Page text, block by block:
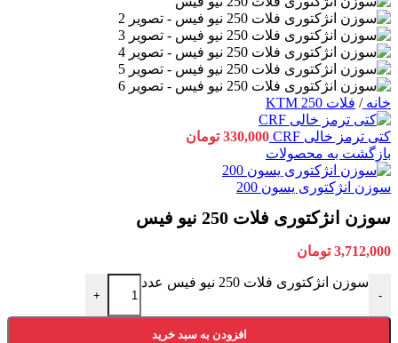
خانه/ فلات 250 KTM
کتی ترمز خالی CRF 330,000 تومان
بازگشت به محصولات
سوزن انژکتوری یسون 200
سوزن انژکتوری فلات 250 نیو فیس
3,712,000 تومان
-
سوزن انژکتوری فلات 250 نیو فیس عدد
+
افزودن به سبد خرید